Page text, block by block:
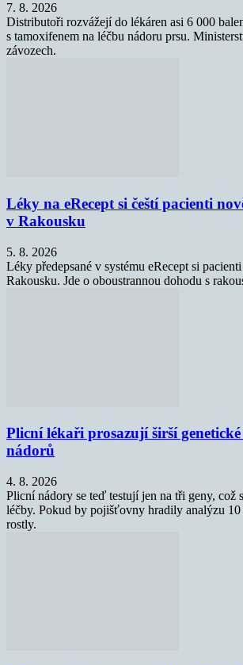
7. 8. 2026
Distributoři rozvážejí do lékáren asi 6 000
s tamoxifenem na léčbu nádoru prsu.
závozech.
Léky na eRecept si čeští pacienti
v Rakousku
5. 8. 2026
Léky předepsané v systému eRecept si
Rakousku. Jde o oboustrannou dohodu s
Plicní lékaři prosazují širší
nádorů
4. 8. 2026
Plicní nádory se teď testují jen na tři geny, což
léčby. Pokud by pojišťovny hradily analýzu 10
rostly.